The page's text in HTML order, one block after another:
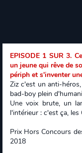
EPISODE 1 SUR 3.
un jeune qui rêve de
périph et s'inventer
Ziz c'est un anti-
bad-boy plein
Une voix brute, un
l'intérieur : c'est ça, les
Prix Hors Concours
2018